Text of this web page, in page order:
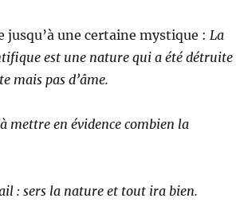
jusqu’à une certaine mystique : La
est une nature qui a été détruite
mais pas d’âme.
mettre en évidence combien la
: sers la nature et tout ira bien.